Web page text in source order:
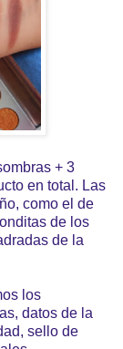
+ 3
en total. Las
como el de
de los
de la
los
datos de la
sello de